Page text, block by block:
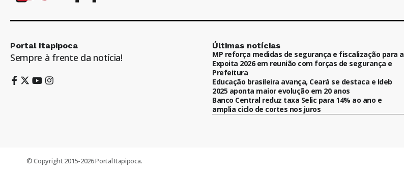
Portal Itapipoca
Sempre à frente da notícia!
Últimas notícias
MP reforça medidas de segurança e fiscalização para a
Expoita 2026 em reunião com forças de segurança e
Prefeitura
Educação brasileira avança, Ceará se destaca e Ideb
2025 aponta maior evolução em 20 anos
Banco Central reduz taxa Selic para 14% ao ano e
amplia ciclo de cortes nos juros
© Copyright 2015-2026 Portal Itapipoca.